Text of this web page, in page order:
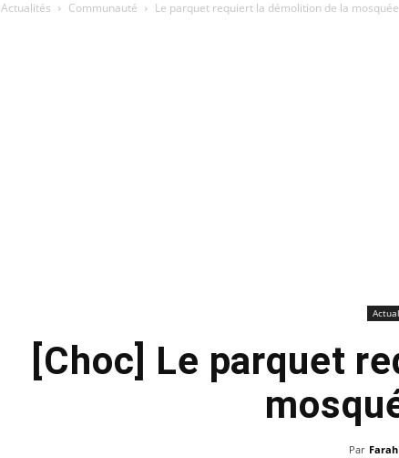
Actualités Communauté Le parquet requiert la démolition de la
[Choc] Le parquet
Par